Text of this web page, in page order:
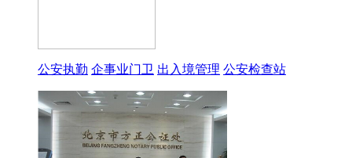
公安执勤 企事业门卫 出入境管理 公安检查站